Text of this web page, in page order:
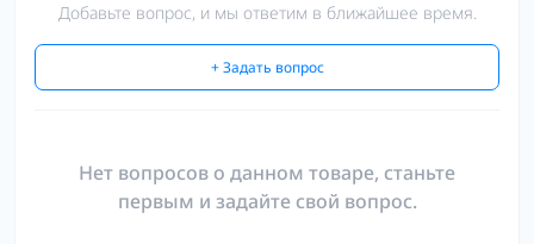
Добавьте вопрос, и мы ответим в ближайшее время.
+ Задать вопрос
Нет вопросов о данном товаре, станьте
первым и задайте свой вопрос.